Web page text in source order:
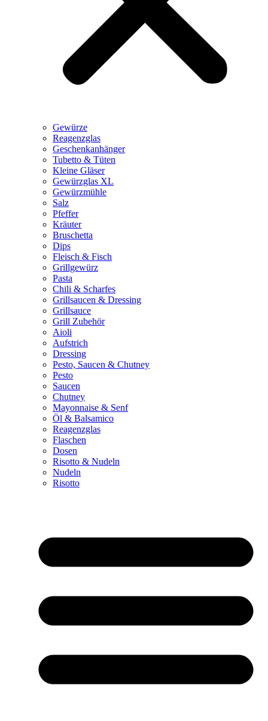
Gewürze
Reagenzglas
Geschenkanhänger
Tubetto & Tüten
Kleine Gläser
Gewürzglas XL
Gewürzmühle
Salz
Pfeffer
Kräuter
Bruschetta
Dips
Fleisch & Fisch
Grillgewürz
Pasta
Chili & Scharfes
Grillsaucen & Dressing
Grillsauce
Grill Zubehör
Aioli
Aufstrich
Dressing
Pesto, Saucen & Chutney
Pesto
Saucen
Chutney
Mayonnaise & Senf
Öl & Balsamico
Reagenzglas
Flaschen
Dosen
Risotto & Nudeln
Nudeln
Risotto